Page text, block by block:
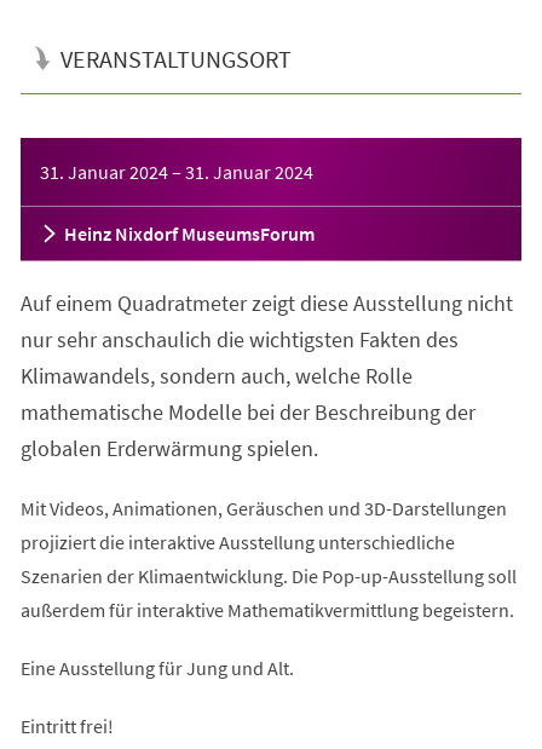
VERANSTALTUNGSORT
31. Januar 2024– 31. Januar 2024
Heinz Nixdorf MuseumsForum
Auf einem Quadratmeter zeigt diese Ausstellung nicht
nur sehr anschaulich die wichtigsten Fakten des
Klimawandels, sondern auch, welche Rolle
mathematische Modelle bei der Beschreibung der
globalen Erderwärmung spielen.
Mit Videos, Animationen, Geräuschen und 3D-Darstellungen
projiziert die interaktive Ausstellung unterschiedliche
Szenarien der Klimaentwicklung. Die Pop-up-Ausstellung soll
außerdem für interaktive Mathematikvermittlung begeistern.
Eine Ausstellung für Jung und Alt.
Eintritt frei!